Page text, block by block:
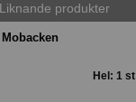
Liknande produkter
Hel: 1 st